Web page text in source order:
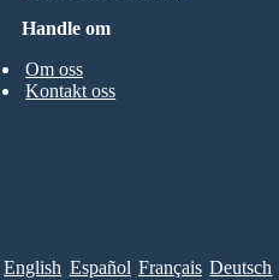
Handle om
Om oss
Kontakt oss
English Español Français Deutsch